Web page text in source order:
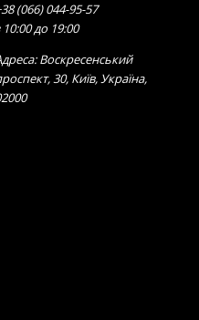
(066) 044-95-57
10:00 до 19:00
Воскресенський
30, Київ, Україна,